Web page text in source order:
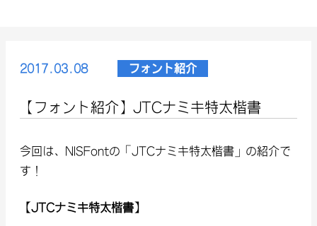
2017.03.08 フォント紹介
【フォント紹介】JTCナミキ特太楷書
今回は、NISFontの「JTCナミキ特太楷書」の紹介で
す！
【JTCナミキ特太楷書】